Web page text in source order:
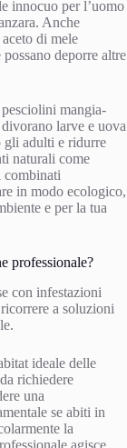
innocuo per l’uomo
Anche
di mele
deporre altre
mangia-
larve e uova
gli adulti e ridurre
naturali come
combinati
in modo ecologico,
e per la tua
professionale?
con infestazioni
a soluzioni
ideale delle
richiedere
una
se abiti in
la